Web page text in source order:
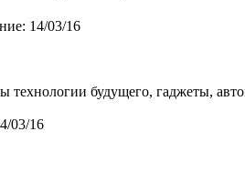
14/03/16
технологии будущего, гаджеты,
03/16